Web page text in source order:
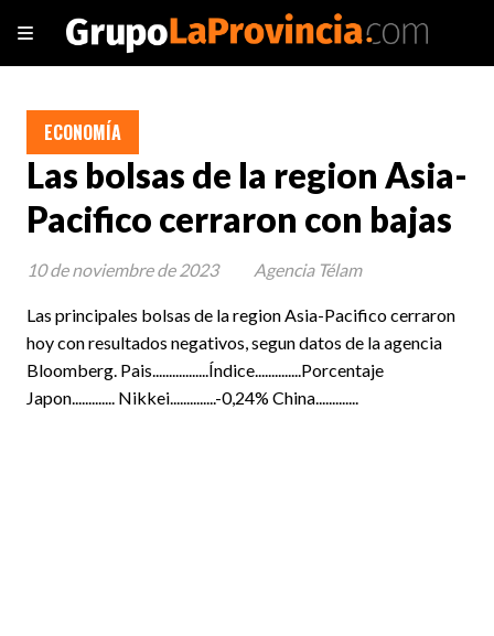
Las bolsas de la region Asia-
Pacifico cerraron con bajas
Las principales bolsas de la region Asia-Pacifico cerraron
hoy con resultados negativos, segun datos de la agencia
Bloomberg. Pais.................Índice..............Porcentaje
Japon............. Nikkei..............-0,24% China.............
ECONOMÍA
10 de noviembre de 2023 Agencia Télam